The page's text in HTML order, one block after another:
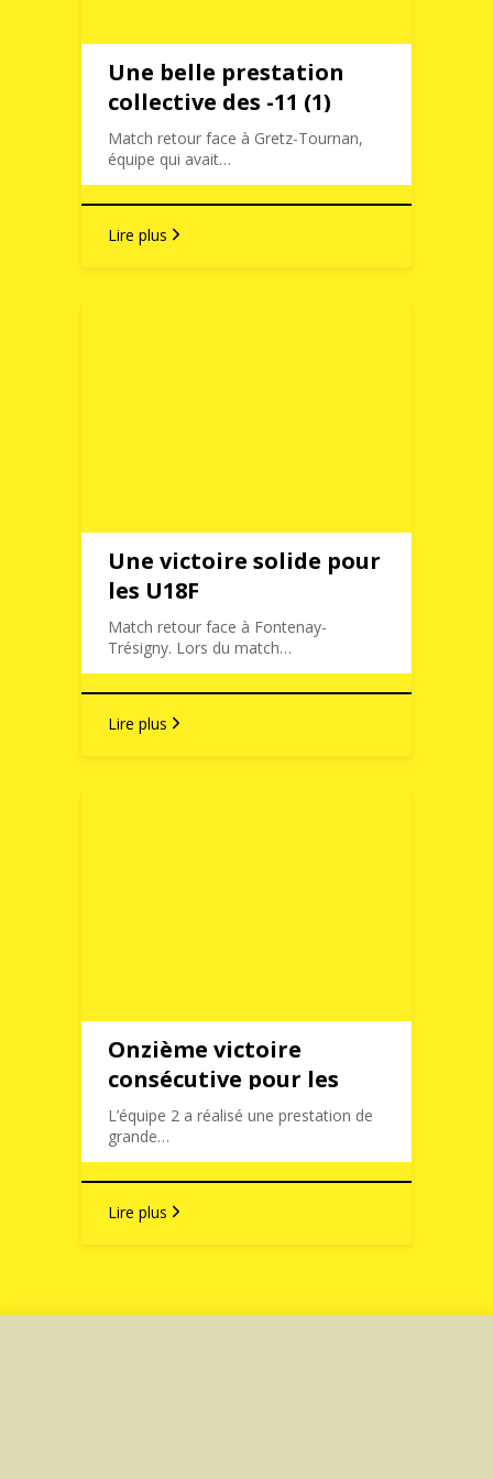
Une belle prestation
collective des -11 (1)
Match retour face à Gretz-Tournan,
équipe qui avait…
Lire plus
Une victoire solide pour
les U18F
Match retour face à Fontenay-
Trésigny. Lors du match…
Lire plus
Onzième victoire
consécutive pour les
U15(2)
L’équipe 2 a réalisé une prestation de
grande…
Lire plus